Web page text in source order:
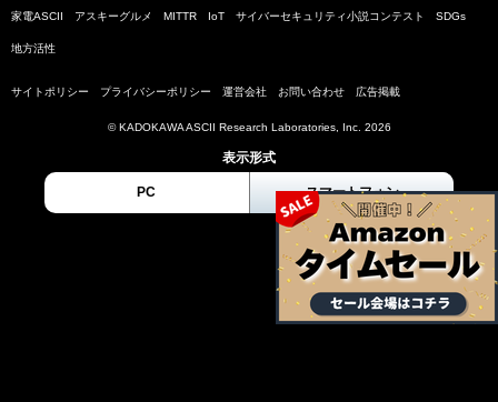
家電ASCII アスキーグルメ MITTR IoT サイバーセキュリティ小説コンテスト SDGs
地方活性
サイトポリシー プライバシーポリシー 運営会社 お問い合わせ 広告掲載
© KADOKAWA ASCII Research Laboratories, Inc. 2026
表示形式
PC スマートフォン